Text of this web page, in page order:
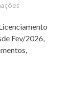
Fev/2026,